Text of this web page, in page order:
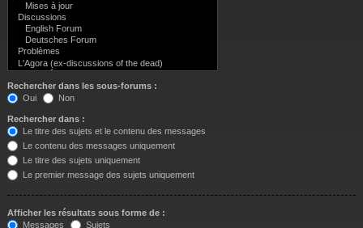
Rechercher dans les sous-forums :
Oui
Non
Rechercher dans :
Le titre des sujets et le contenu des messages
Le contenu des messages uniquement
Le titre des sujets uniquement
Le premier message des sujets uniquement
Afficher les résultats sous forme de :
Messages
Sujets